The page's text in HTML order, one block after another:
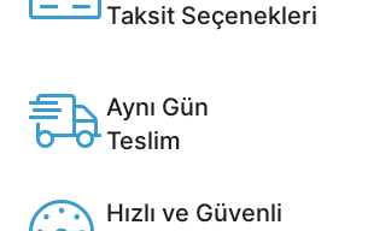
Taksit Seçenekleri
Aynı Gün
Teslim
Hızlı ve Güvenli